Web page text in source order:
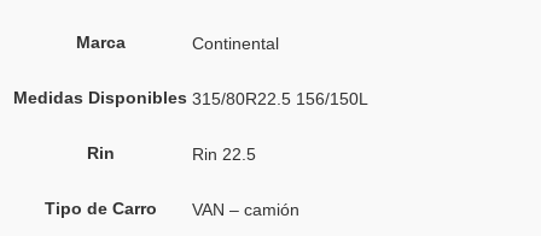
Marca Continental
Medidas Disponibles 315/80R22.5 156/150L
Rin Rin 22.5
Tipo de Carro VAN – camión